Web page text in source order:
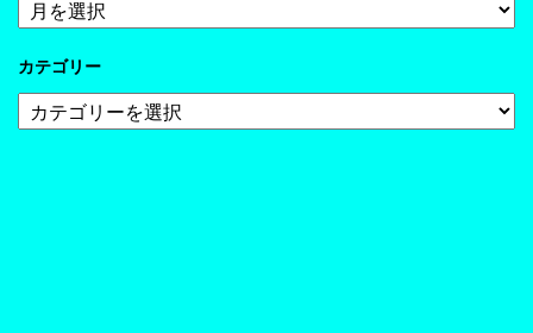
ー
イ
カテゴリー
テ